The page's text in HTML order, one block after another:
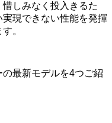
しみなく投入きるた
現できない性能を発揮
。
最新モデルを4つご紹